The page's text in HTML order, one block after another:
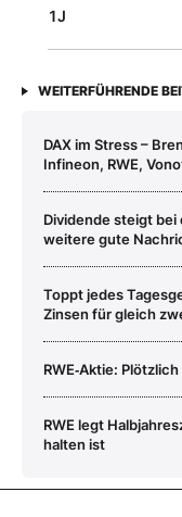
1J
WEITERFÜHRENDE
DAX im Stress –
Infineon, RWE,
Dividende steigt bei
weitere gute
Toppt jedes
Zinsen für gleich
RWE‑Aktie:
RWE legt
halten ist